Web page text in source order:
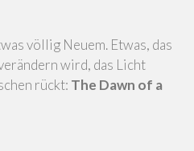
völlig Neuem. Etwas, das
wird, das Licht
rückt: The Dawn of a